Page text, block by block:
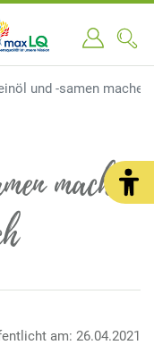
und -samen
machen
am: 26.04.2021